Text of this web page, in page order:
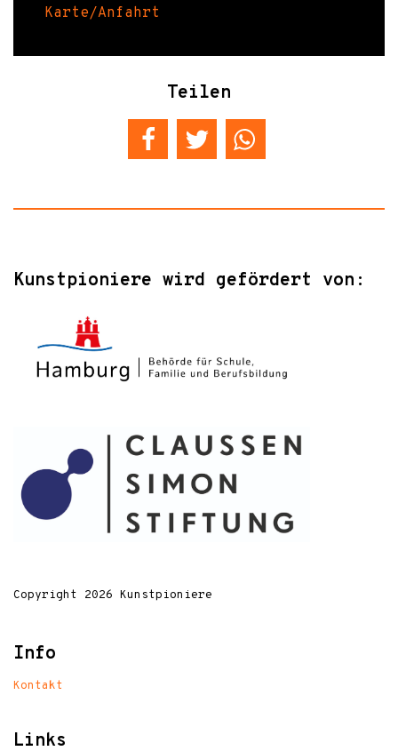
Teilen
Karte/Anfahrt
Kunstpioniere wird gefördert von:
Copyright 2026 Kunstpioniere
Info
Kontakt
Links